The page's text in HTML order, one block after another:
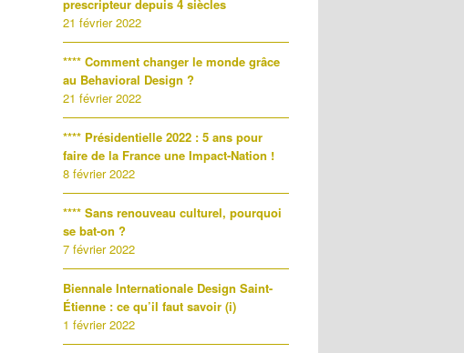
prescripteur depuis 4 siècles
21 février 2022
**** Comment changer le monde grâce
au Behavioral Design ?
21 février 2022
**** Présidentielle 2022 : 5 ans pour
faire de la France une Impact-Nation !
8 février 2022
**** Sans renouveau culturel, pourquoi
se bat-on ?
7 février 2022
Biennale Internationale Design Saint-
Étienne : ce qu’il faut savoir (i)
1 février 2022